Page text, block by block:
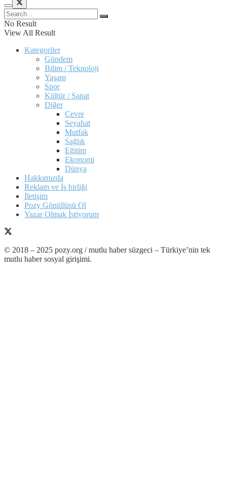
No Result
View All Result
Kategoriler
Gündem
Bilim / Teknoloji
Yaşam
Spor
Kültür / Sanat
Diğer
Çevre
Seyahat
Mutfak
Sağlık
Eğitim
Ekonomi
Dünya
Hakkımızda
Reklam ve İş birliği
İletişim
Pozy Gönüllüsü Ol
Yazar Olmak İstiyorum
© 2018 – 2025 pozy.org / mutlu haber süzgeci – Türkiye’nin tek
mutlu haber sosyal girişimi.